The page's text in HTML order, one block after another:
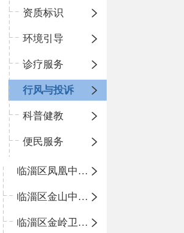
资质标识
环境引导
诊疗服务
行风与投诉
科普健教
便民服务
临淄区凤凰中心卫生院
临淄区金山中心卫生院
临淄区金岭卫生院